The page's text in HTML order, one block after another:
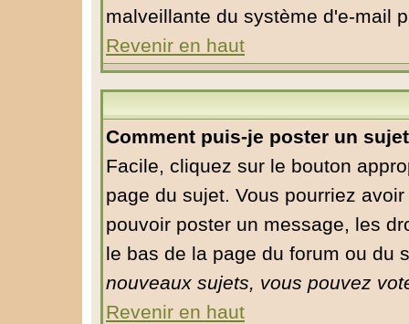
malveillante du système d'e-mail
Revenir en haut
Comment puis-je poster un
Facile, cliquez sur le bouton
page du sujet. Vous pourriez
pouvoir poster un message, les
le bas de la page du forum ou du
nouveaux sujets, vous pouvez
Revenir en haut